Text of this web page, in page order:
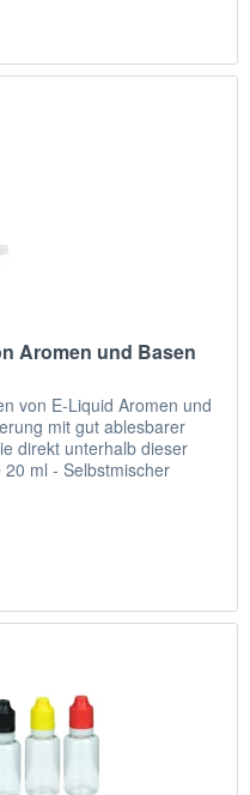
Aromen und Basen
von E-Liquid Aromen und
mit gut ablesbarer
direkt unterhalb dieser
ml - Selbstmischer